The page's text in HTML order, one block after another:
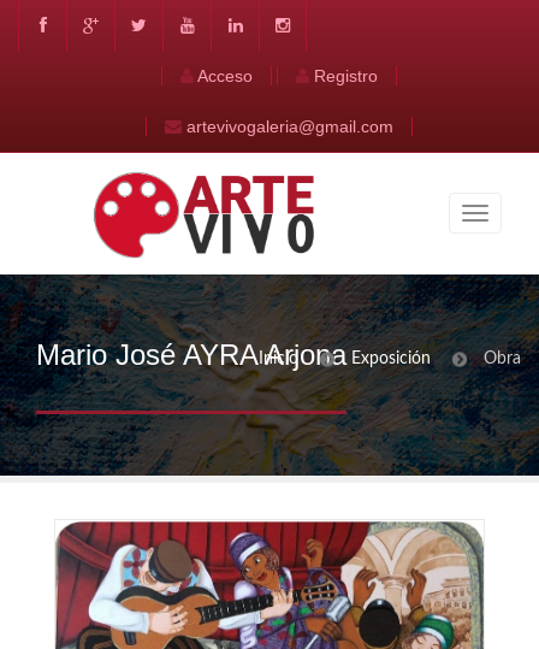
Acceso Registro
artevivogaleria@gmail.com
Mario José AYRA Arjona
Inicio Exposición Obra